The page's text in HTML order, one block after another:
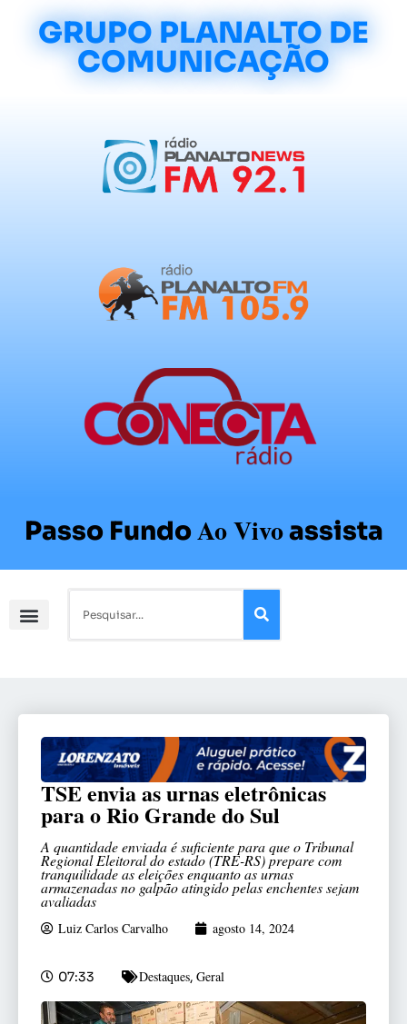
GRUPO PLANALTO DE
COMUNICAÇÃO
Passo FundoAo Vivoassista
TSE envia as urnas eletrônicas
para o Rio Grande do Sul
A quantidade enviada é suficiente para que o Tribunal
Regional Eleitoral do estado (TRE-RS) prepare com
tranquilidade as eleições enquanto as urnas
armazenadas no galpão atingido pelas enchentes sejam
avaliadas
Luiz Carlos Carvalho agosto 14, 2024
07:33 Destaques, Geral